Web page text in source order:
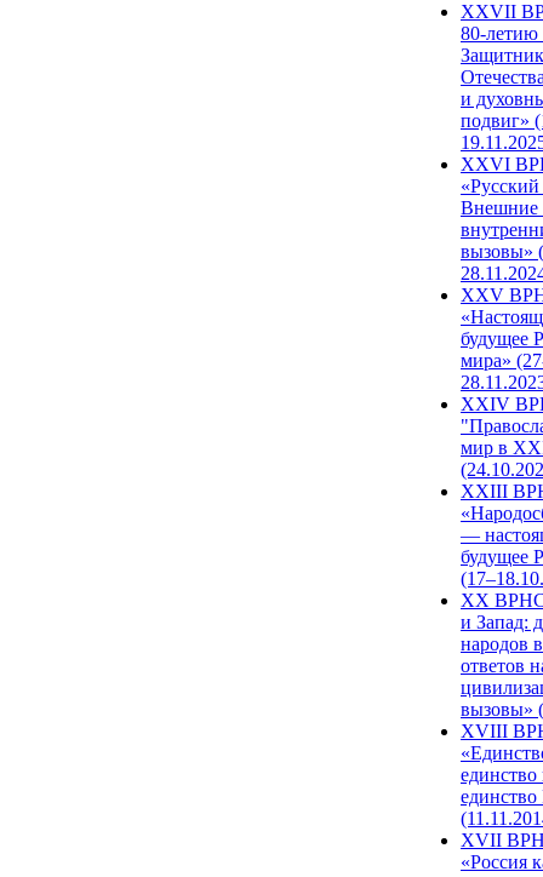
ХХVII
80-
и
подвиг»
XXVI
Внешние
вызовы»
XXV
будущее
мира»
XXIV
мир в
XXIII
—
будущее
XX ВРНС
и Запад:
народов
ответов
вызовы»
XVIII
единство
единство
XVII
«Россия